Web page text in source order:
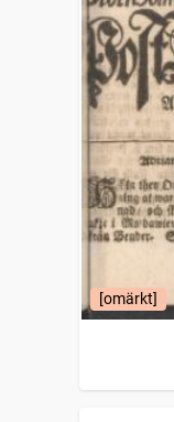
[omärkt]